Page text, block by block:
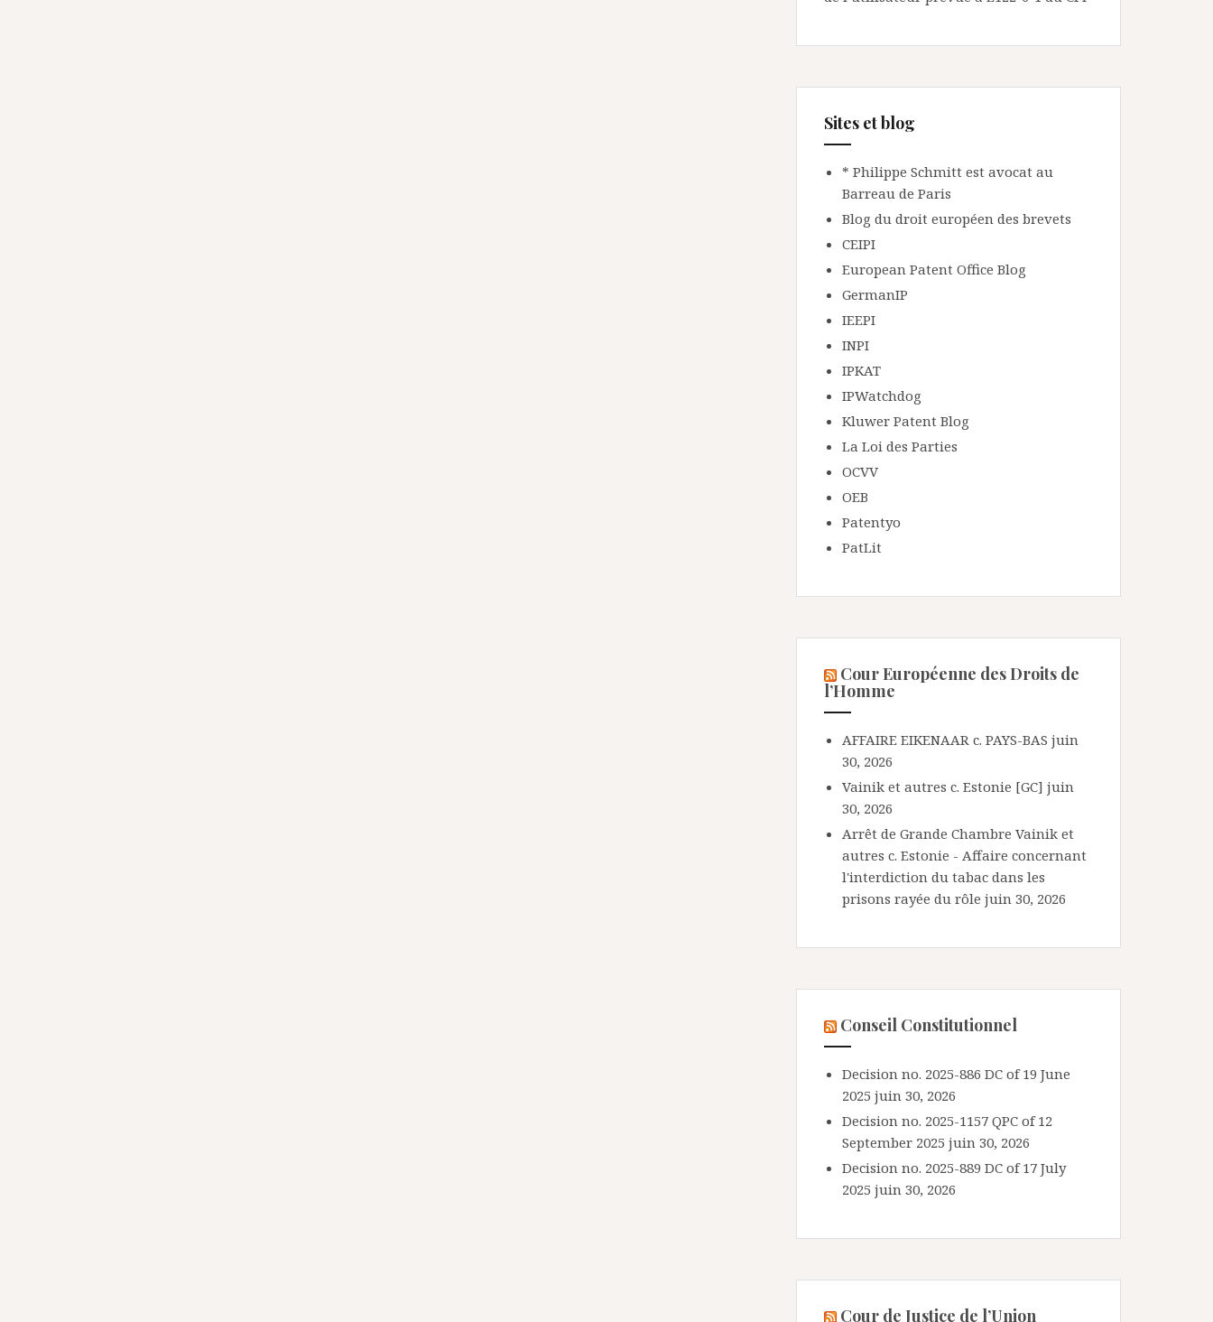
Sites et blog
* Philippe Schmitt est avocat au
Barreau de Paris
Blog du droit européen des brevets
CEIPI
European Patent Office Blog
GermanIP
IEEPI
INPI
IPKAT
IPWatchdog
Kluwer Patent Blog
La Loi des Parties
OCVV
OEB
Patentyo
PatLit
Cour Européenne des Droits de
l’Homme
AFFAIRE EIKENAAR c. PAYS-BAS juin
30, 2026
Vainik et autres c. Estonie [GC] juin
30, 2026
Arrêt de Grande Chambre Vainik et
autres c. Estonie - Affaire concernant
l'interdiction du tabac dans les
prisons rayée du rôle juin 30, 2026
Conseil Constitutionnel
Decision no. 2025-886 DC of 19 June
2025 juin 30, 2026
Decision no. 2025-1157 QPC of 12
September 2025 juin 30, 2026
Decision no. 2025-889 DC of 17 July
2025 juin 30, 2026
Cour de Justice de l’Union